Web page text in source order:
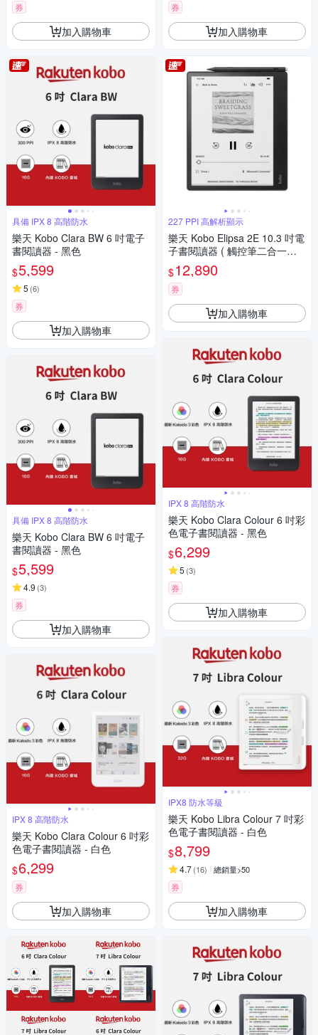
券
加入購物車
具備 IPX 8 高階防水
樂天 Kobo Clara BW 6 吋電子
書閱讀器 - 黑色
$5,599
5 (6)
券
加入購物車
具備 IPX 8 高階防水
樂天 Kobo Clara BW 6 吋電子
書閱讀器 - 黑色
$5,599
4.9 (3)
券
加入購物車
IPX 8 高階防水
樂天 Kobo Clara Colour 6 吋彩
色電子書閱讀器 - 白色
$6,299
券
加入購物車
券
加入購物車
227 PPI 高解析顯示
樂天 Kobo Elipsa 2E 10.3 吋電
子書閱讀器 ( 觸控筆二合一套
組 )
$12,890
券
加入購物車
IPX 8 高階防水
樂天 Kobo Clara Colour 6 吋彩
色電子書閱讀器 - 黑色
$6,299
5 (3)
券
加入購物車
IPX8 防水等級
樂天 Kobo Libra Colour 7 吋彩
色電子書閱讀器 - 白色
$8,799
4.7(16) 總銷量>50
券
加入購物車